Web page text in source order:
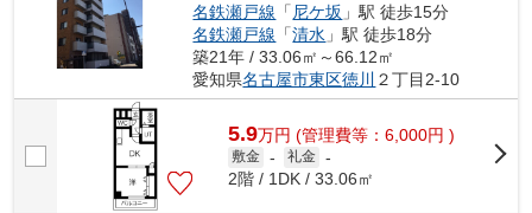
名鉄瀬戸線 「 尼ケ坂 」駅 徒歩15分
名鉄瀬戸線 「清水 」駅 徒歩18分
築21年 / 33.06㎡～66.12㎡
愛知県名古屋市東区徳川 ２丁目2-10
5.9万円 (管理費等：6,000円 )
敷金 - 礼金 -
2階 / 1DK / 33.06㎡